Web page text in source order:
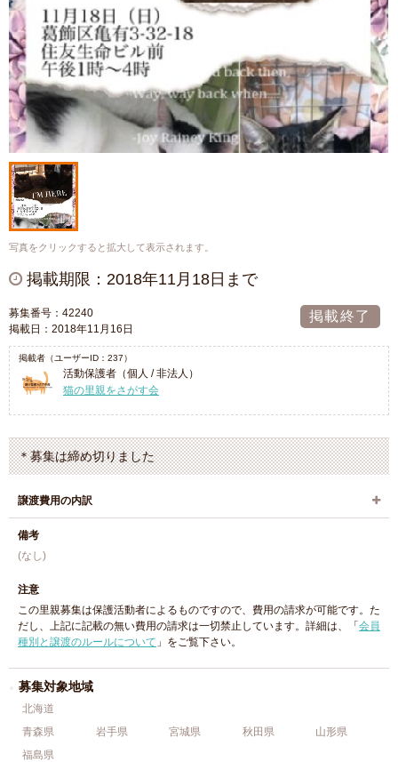
写真をクリックすると拡大して表示されます。
掲載期限：2018年11月18日まで
募集番号：42240
掲載日：2018年11月16日
掲載終了
掲載者（ユーザーID：237）
活動保護者（個人 / 非法人）
猫の里親をさがす会
＊募集は締め切りました
譲渡費用の内訳
備考
(なし)
注意
この里親募集は保護活動者によるものですので、費用の請求が可能です。た
だし、上記に記載の無い費用の請求は一切禁止しています。詳細は、「 会員
種別と譲渡のルールについて 」をご覧下さい。
募集対象地域
北海道
青森県
岩手県 宮城県 秋田県
山形県
福島県